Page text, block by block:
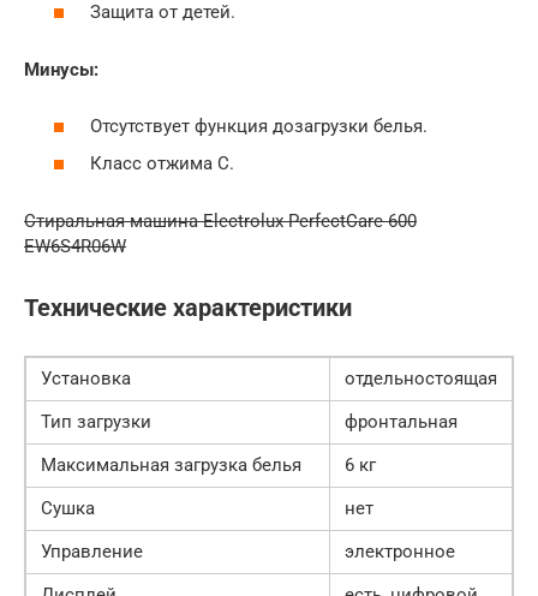
Защита от детей.
Минусы:
Отсутствует функция дозагрузки белья.
Класс отжима С.
Стиральная машина Electrolux PerfectCare 600
EW6S4R06W
Технические характеристики
Установка
отдельностоящая
Тип загрузки
фронтальная
Максимальная загрузка белья
6 кг
Сушка
нет
Управление
электронное